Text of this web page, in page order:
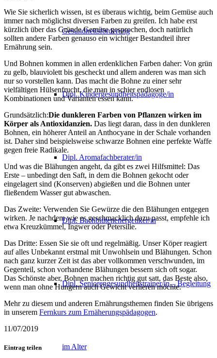
Gesundheitsförderung
Dipl. Kindergesundheitspädagoge/in
Dipl. Aromafachberater/in
Dipl. Bachblütenenergetiker/in
Dipl. Seniorengesundheitstrainer/in – Begleitung
im Alter
Wie Sie sicherlich wissen, ist es überaus wichtig, beim Gemüse auch
immer nach möglichst diversen Farben zu greifen. Ich habe erst
kürzlich über das Gründe Gemüse gesprochen, doch natürlich
sollten andere Farben genauso ein wichtiger Bestandteil ihrer
Ernährung sein.
Und Bohnen kommen in allen erdenklichen Farben daher: Von grün
zu gelb, blauviolett bis gescheckt und allem anderen was man sich
nur so vorstellen kann. Das macht die Bohne zu einer sehr
vielfältigen Hülsenfrucht, die man in schier endlosen
Kombinationen und Varianten essen kann.
Grundsätzlich:Die dunkleren Farben von Pflanzen wirken im
Körper als Antioxidanzien. Das liegt daran, dass in den dunkleren
Bohnen, ein höherer Anteil an Anthocyane in der Schale vorhanden
ist. Daher sind beispielsweise schwarze Bohnen eine perfekte Waffe
gegen freie Radikale.
Und was die Blähungen angeht, da gibt es zwei Hilfsmittel: Das
Erste – unbedingt den Saft, in dem die Bohnen gekocht oder
eingelagert sind (Konserven) abgießen und die Bohnen unter
fließendem Wasser gut abwaschen.
Das Zweite: Verwenden Sie Gewürze die den Blähungen entgegen
wirken. Je nachdem wie es geschmacklich dazu passt, empfehle ich
etwa Kreuzkümmel, Ingwer oder Petersilie.
Das Dritte: Essen Sie sie oft und regelmäßig. Unser Köper reagiert
auf alles Unbekannt erstmal mit Unwohlsein und Blähungen. Schon
nach ganz kurzer Zeit ist das aber vollkommen verschwunden, im
Gegenteil, schon vorhandene Blähungen bessern sich oft sogar.
Das Schönste aber, Bohnen machen richtig gut satt, das Beste also,
wenn man ohne Hungern auch Gewicht verlieren möchte.
Mehr zu diesem und anderen Ernährungsthemen finden Sie übrigens
in unserem Fernkurs zum Ernäherungspädagogen.
11/07/2019
Eintrag teilen